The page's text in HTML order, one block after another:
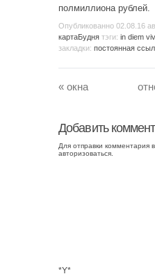
полмиллиона рублей.
Опубликованно 02.08.16
картаБудня тэги: in diem
закладки: постоянная
« окна
Добавить
Для отправки комментария
авторизоваться
*Y*